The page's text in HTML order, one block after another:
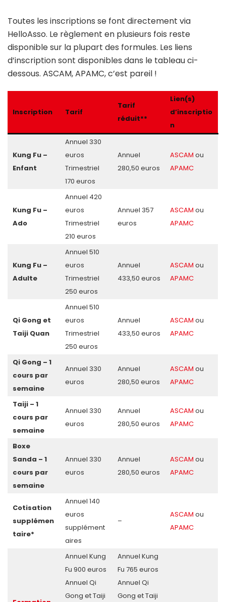
Toutes les inscriptions se font directement via
HelloAsso. Le règlement en plusieurs fois reste
disponible sur la plupart des formules. Les liens
d’inscription sont disponibles dans le tableau ci-
dessous. ASCAM, APAMC, c’est pareil !
Inscription Tarif
Tarif
réduit**
Lien(s)
d’inscriptio
n
Kung Fu –
Enfant
Annuel 330
euros
Trimestriel
170 euros
Annuel
280,50 euros
ASCAM ou
APAMC
Kung Fu –
Ado
Annuel 420
euros
Trimestriel
210 euros
Annuel 357
euros
ASCAM ou
APAMC
Kung Fu –
Adulte
Annuel 510
euros
Trimestriel
250 euros
Annuel
433,50 euros
ASCAM ou
APAMC
Qi Gong et
Taiji Quan
Annuel 510
euros
Trimestriel
250 euros
Annuel
433,50 euros
ASCAM ou
APAMC
Qi Gong – 1
cours par
semaine
Annuel 330
euros
Annuel
280,50 euros
ASCAM ou
APAMC
Taiji – 1
cours par
semaine
Annuel 330
euros
Annuel
280,50 euros
ASCAM ou
APAMC
Boxe
Sanda – 1
cours par
semaine
Annuel 330
euros
Annuel
280,50 euros
ASCAM ou
APAMC
Cotisation
supplémen
taire*
Annuel 140
euros
supplément
aires
–
ASCAM ou
APAMC
Annuel Kung
Fu 900 euros
Annuel Qi
Gong et Taiji
Annuel Kung
Fu 765 euros
Annuel Qi
Gong et Taiji